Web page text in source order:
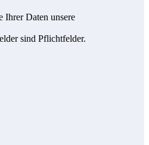
Ihrer Daten unsere
sind Pflichtfelder.